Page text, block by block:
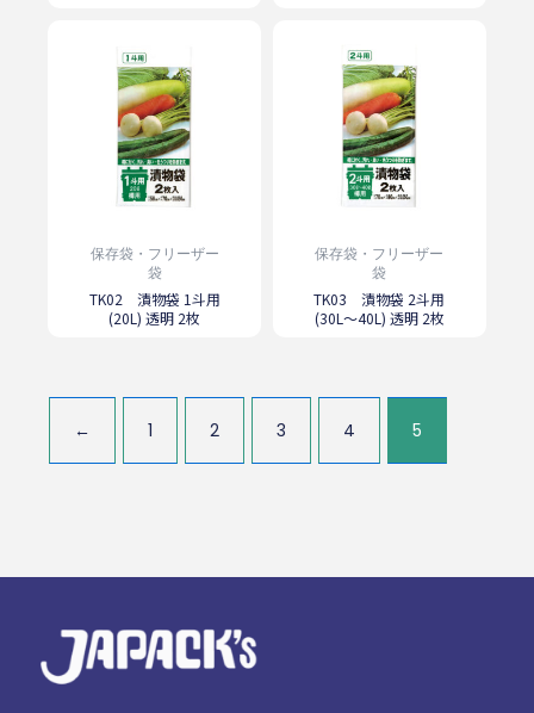
保存袋・フリーザー
袋
TK02 漬物袋 1斗用
(20L) 透明 2枚
保存袋・フリーザー
袋
TK03 漬物袋 2斗用
(30L～40L) 透明 2枚
← 1 2 3 4 5